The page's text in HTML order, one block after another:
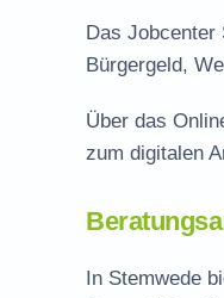
Das Jobcenter
Bürgergeld,
Über das
zum digitalen
In Stemwede